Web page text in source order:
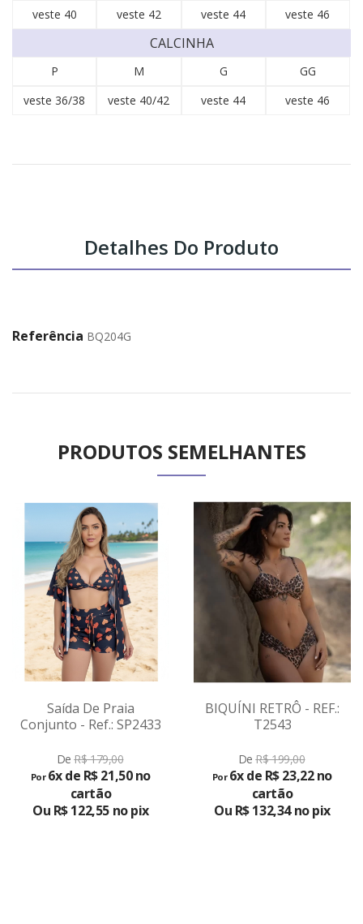
veste 40
veste 42 veste 44 veste 46
CALCINHA
P M G
GG
veste 36/38
veste 40/42 veste 44 veste 46
Detalhes Do Produto
Referência BQ204G
PRODUTOS SEMELHANTES
Saída De Praia
Conjunto - Ref.: SP2433
DeR$ 179,00
Por 6x de R$ 21,50 no
cartão
Ou R$ 122,55 no pix
PRODUTO
BIQUÍNI RETRÔ - REF.:
T2543
DeR$ 199,00
Por 6x de R$ 23,22 no
cartão
Ou R$ 132,34 no pix